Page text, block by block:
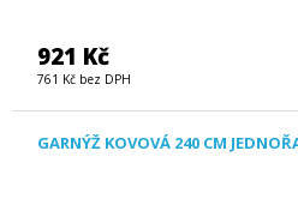
921 Kč
761 Kč bez DPH
GARNÝŽ KOVOVÁ 240 CM